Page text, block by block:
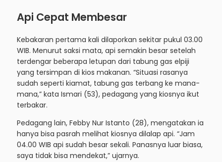
Api Cepat Membesar
Kebakaran pertama kali dilaporkan sekitar pukul 03.00
WIB. Menurut saksi mata, api semakin besar setelah
terdengar beberapa letupan dari tabung gas elpiji
yang tersimpan di kios makanan. “Situasi rasanya
sudah seperti kiamat, tabung gas terbang ke mana-
mana,” kata Ismari (53), pedagang yang kiosnya ikut
terbakar.
Pedagang lain, Febby Nur Istanto (28), mengatakan ia
hanya bisa pasrah melihat kiosnya dilalap api. “Jam
04.00 WIB api sudah besar sekali. Panasnya luar biasa,
saya tidak bisa mendekat,” ujarnya.